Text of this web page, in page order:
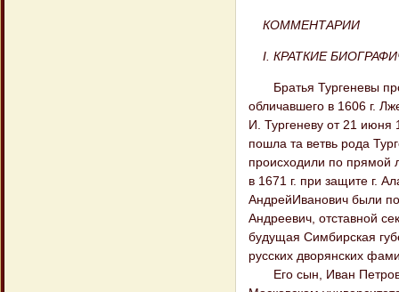
КОММЕНТАРИИ
I. КРАТКИЕ
Братья Тургеневы
обличавшего в 1606 г.
И. Тургеневу от 21 июня
пошла та ветвь рода
происходили по прямой
в 1671 г. при защите г.
АндрейИванович были
Андреевич, отставной
будущая Симбирская
русских дворянских
Его сын, Иван